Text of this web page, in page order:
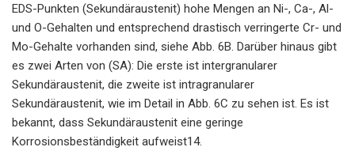
EDS-Punkten (Sekundäraustenit) hohe Mengen an Ni-, Ca-, Al-
und O-Gehalten und entsprechend drastisch verringerte Cr- und
Mo-Gehalte vorhanden sind, siehe Abb. 6B. Darüber hinaus gibt
es zwei Arten von (SA): Die erste ist intergranularer
Sekundäraustenit, die zweite ist intragranularer
Sekundäraustenit, wie im Detail in Abb. 6C zu sehen ist. Es ist
bekannt, dass Sekundäraustenit eine geringe
Korrosionsbeständigkeit aufweist14.